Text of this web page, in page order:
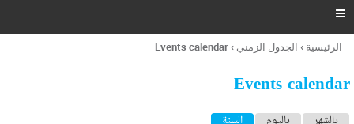
ر
ل
ح

أنت
هنا
الرئيسية › الجدول الزمني ›
Events calendar
Events calendar